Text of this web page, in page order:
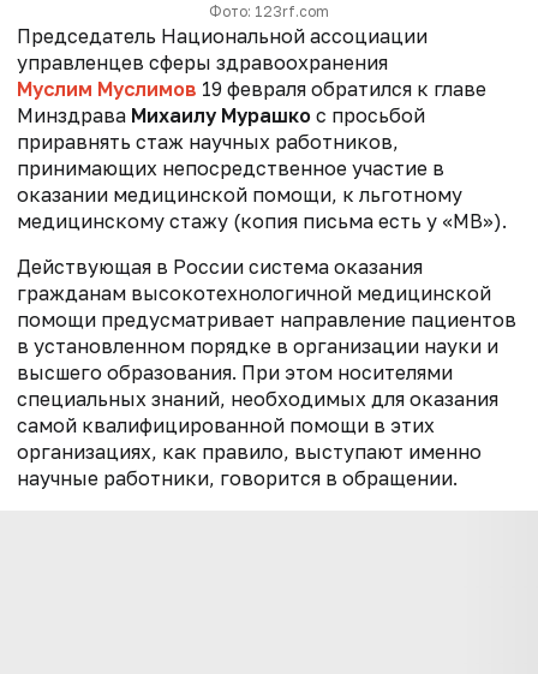
Фото: 123rf.com
Председатель Национальной ассоциации
управленцев сферы здравоохранения
Муслим Муслимов 19 февраля обратился к главе
Минздрава Михаилу Мурашко с просьбой
приравнять стаж научных работников,
принимающих непосредственное участие в
оказании медицинской помощи, к льготному
медицинскому стажу (копия письма есть у «МВ»).
Действующая в России система оказания
гражданам высокотехнологичной медицинской
помощи предусматривает направление пациентов
в установленном порядке в организации науки и
высшего образования. При этом носителями
специальных знаний, необходимых для оказания
самой квалифицированной помощи в этих
организациях, как правило, выступают именно
научные работники, говорится в обращении.